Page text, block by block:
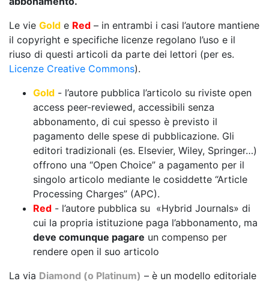
Le vie Gold e Red – in entrambi i casi l’autore mantiene
il copyright e specifiche licenze regolano l’uso e il
riuso di questi articoli da parte dei lettori (per es.
Licenze Creative Commons).
Gold - l’autore pubblica l’articolo su riviste open
access peer-reviewed, accessibili senza
abbonamento, di cui spesso è previsto il
pagamento delle spese di pubblicazione. Gli
editori tradizionali (es. Elsevier, Wiley, Springer…)
offrono una “Open Choice” a pagamento per il
singolo articolo mediante le cosiddette “Article
Processing Charges” (APC).
Red - l’autore pubblica su «Hybrid Journals» di
cui la propria istituzione paga l’abbonamento, ma
deve comunque pagare un compenso per
rendere open il suo articolo
La via Diamond (o Platinum) – è un modello editoriale